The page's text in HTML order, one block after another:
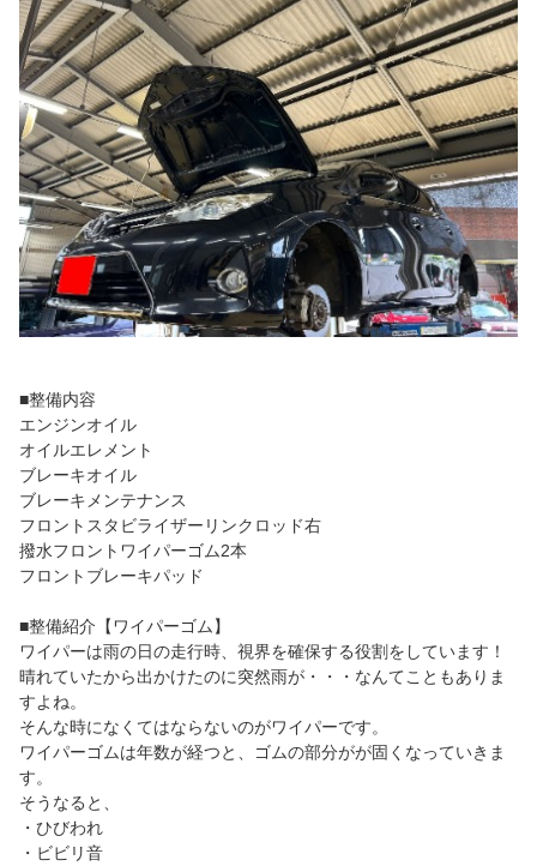
■整備内容
エンジンオイル
オイルエレメント
ブレーキオイル
ブレーキメンテナンス
フロントスタビライザーリンクロッド右
撥水フロントワイパーゴム2本
フロントブレーキパッド
■整備紹介【ワイパーゴム】
ワイパーは雨の日の走行時、視界を確保する役割をしています！
晴れていたから出かけたのに突然雨が・・・なんてこともありま
すよね。
そんな時になくてはならないのがワイパーです。
ワイパーゴムは年数が経つと、ゴムの部分がが固くなっていきま
す。
そうなると、
・ひびわれ
・ビビリ音